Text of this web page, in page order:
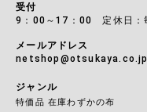
受付
9：00～17：00 定休日：
メールアドレス
netshop@otsukaya.co.jp
ジャンル
特価品 在庫わずかの布